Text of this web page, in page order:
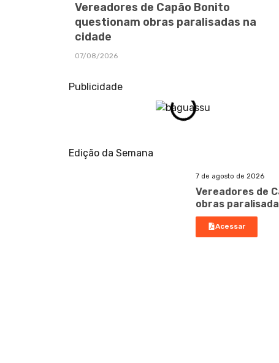
Vereadores de Capão Bonito
questionam obras paralisadas na
cidade
07/08/2026
Publicidade
Edição da Semana
7 de agosto de 2026
Vereadores de
obras
Acessar